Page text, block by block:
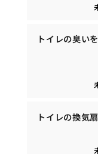
トイレの臭い
トイレの換気